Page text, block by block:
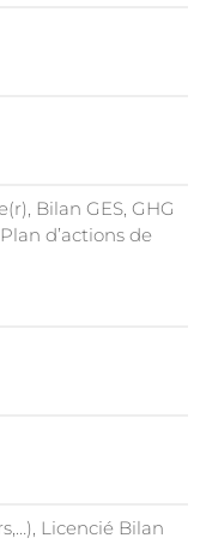
Bilan GES, GHG
d’actions de
Licencié Bilan